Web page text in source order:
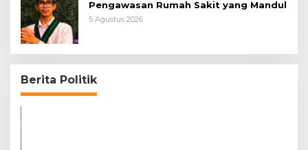
Pengawasan Rumah Sakit yang Mandul
5 Agustus 2026
Berita Politik